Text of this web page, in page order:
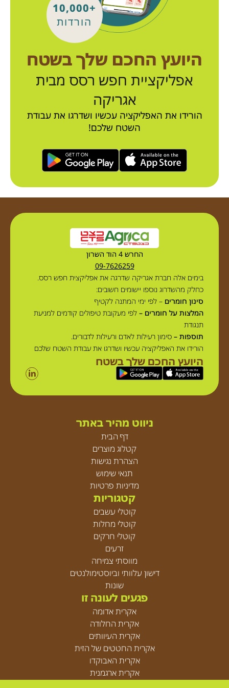
+10,000
הורדות
היועץ החכם שלך בשטח
אפליקציית חפש רסס מבית
אגריקה
הורידו את האפליקציה עכשיו ושדרגו את עבודת
השטח שלכם!
החרש 4 הוד השרון
09-7626259
בימים אלה חברת אגריקה שדרגה את אפליקצית חפש רסס.
כחלק מהשדרוג נוספו יישומים חשובים:
סינון חומרים – לפי ימי המתנה לקטיף
המלצות על חומרים – לפי מעקובת טיפולים קודמים למניעת
תנגודת
תוספות – סימון רעילות לאדם ורעילות לדבורים.
הורידו את האפליקציה עכשיו ושדרגו את עבודת השטח שלכם
היועץ החכם שלך בשטח
ניווט מהיר באתר
דף הבית
קטלוג מוצרים
הצהרת נגישות
תנאי שימוש
מדיניות פרטיות
קטגוריות
קוטלי עשבים
קוטלי מחלות
קוטלי חרקים
זרעים
מווסתי צמיחה
דישון עלוותי וביוסטימולנטים
שונות
פגעים לעונה זו
אקרית אדומה
אקרית החלודה
אקרית העיוותים
אקרית החטטים של הזית
אקרית האבוקדו
אקרית ארגמנית